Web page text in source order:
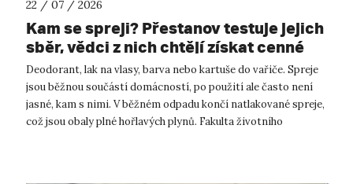
22 / 07 / 2026
Kam se spreji? Přestanov testuje jejich
sběr, vědci z nich chtějí získat cenné
kovy
Deodorant, lak na vlasy, barva nebo kartuše do vařiče. Spreje
jsou běžnou součástí domácností, po použití ale často není
jasné, kam s nimi. V běžném odpadu končí natlakované spreje,
což jsou obaly plné hořlavých plynů. Fakulta životního